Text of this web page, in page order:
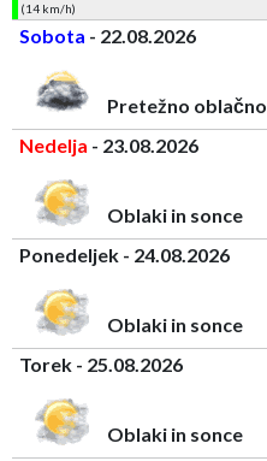
(14 km/h)
Sobota - 22.08.2026
Pretežno oblačno
Nedelja - 23.08.2026
Oblaki in sonce
Ponedeljek - 24.08.2026
Oblaki in sonce
Torek - 25.08.2026
Oblaki in sonce